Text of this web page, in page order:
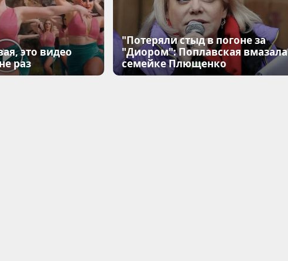
это видео
раз
"Потеряли стыд в погоне за
"Диором": Поплавская вмазала
семейке Плющенко